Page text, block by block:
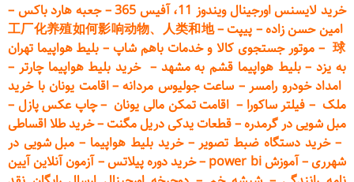
خرید لایسنس اورجینال ویندوز 11، آفیس 365
–جعبه هارد باکس –
امین حسن زاده– پیپت–
工厂化养殖如何影响动物、人类和地
球
– موتور جستجوی کالا و خدمات باهم شاپ– بلیط هواپیما تهران
به یزد–بلیط هواپیما قشم به مشهد –خرید بلیط هواپیما چارتر –
امداد خودرو رامسر– ساعت جولیوس مردانه–اقامت یونان با خرید
ملک – فیلتر ساکورا – اقامت تمکن مالی یونان –چاپ عکس پازل –
مبل شویی در گرمدره–قطعاتیدکی دریل مگنت–خرید طلا اقساطی
–خرید دستگاه ضبط تصویر–خرید بلیط هواپیما –مبل شویی در
شهرری–آموزش power bi –خرید دورهپیلاتس–آزمون آنلاین آیین